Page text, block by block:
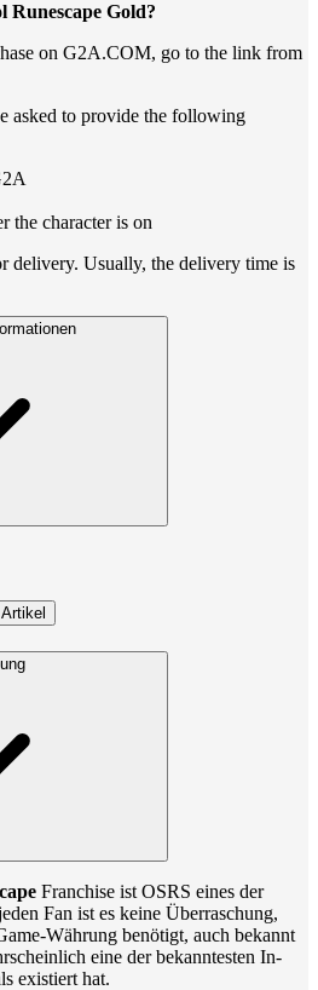
Runescape Gold?
on G2A.COM, go to the link from
asked to provide the following
the character is on
delivery. Usually, the delivery time is
Franchise ist OSRS eines der
Fan ist es keine Überraschung,
Währung benötigt, auch bekannt
eine der bekanntesten In-
existiert hat.